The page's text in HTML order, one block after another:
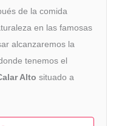
de la comida
en las famosas
alcanzaremos la
tenemos el
Alto situado a